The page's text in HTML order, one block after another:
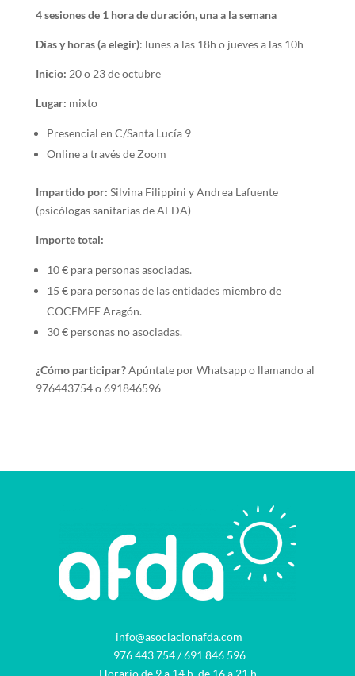
4 sesiones de 1 hora de duración, una a la semana
Días y horas (a elegir): lunes a las 18h o jueves a las 10h
Inicio: 20 o 23 de octubre
Lugar: mixto
Presencial en C/Santa Lucía 9
Online a través de Zoom
Impartido por: Silvina Filippini y Andrea Lafuente
(psicólogas sanitarias de AFDA)
Importe total:
10 € para personas asociadas.
15 € para personas de las entidades miembro de
COCEMFE Aragón.
30 € personas no asociadas.
¿Cómo participar?Apúntate por Whatsapp o llamando al
976443754 o 691846596
info@asociacionafda.com
976 443 754/691 846 596
Horario de 9 a 14 h. de 16 a 21 h.